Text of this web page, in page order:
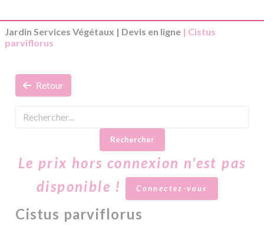
Jardin Services Végétaux | Devis en ligne | Cistus
parviflorus
Retour
Rechercher
Le prix hors connexion n'est pas
disponible !
Connectez-vous
Cistus parviflorus